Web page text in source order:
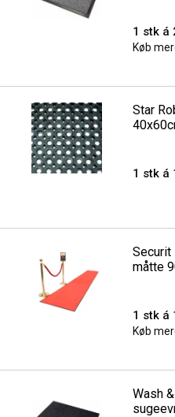
1 stk á
Køb
Star
1 stk á
måtte
1 stk á
Køb
Wash